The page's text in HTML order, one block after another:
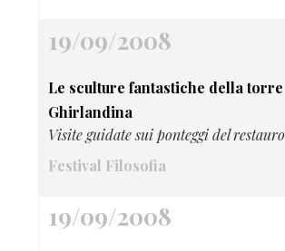
19/09/2008
Le sculture fantastiche della torre
Ghirlandina
Visite guidate sui ponteggi del restauro
Festival Filosofia
19/09/2008